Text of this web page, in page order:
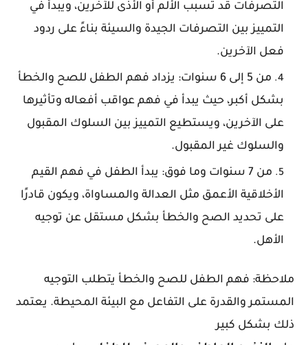
التصرفات قد تسبب الألم أو الأذى للآخرين، ويبدأ في
التمييز بين التصرفات الجيدة والسيئة بناءً على ردود
فعل الآخرين.
من 5 إلى 6 سنوات: يزداد فهم الطفل للصح والخطأ
بشكل أكبر، حيث يبدأ في فهم عواقب أفعاله وتأثيرها
على الآخرين، ويستطيع التمييز بين السلوك المقبول
والسلوك غير المقبول.
من 7 سنوات وما فوق: يبدأ الطفل في فهم القيم
الأخلاقية الأعمق مثل العدالة والمساواة، ويكون قادرًا
على تحديد الصح والخطأ بشكل مستقل عن توجيه
الأهل.
ملاحظة: فهم الطفل للصح والخطأ يتطلب التوجيه
المستمر والقدرة على التفاعل مع البيئة المحيطة. يعتمد
ذلك بشكل كبير